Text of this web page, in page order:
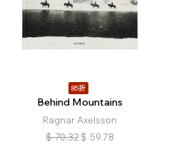
85折
Behind Mountains
Ragnar Axelsson
$ 70.32 $ 59.78